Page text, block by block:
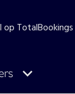
op TotalBookings